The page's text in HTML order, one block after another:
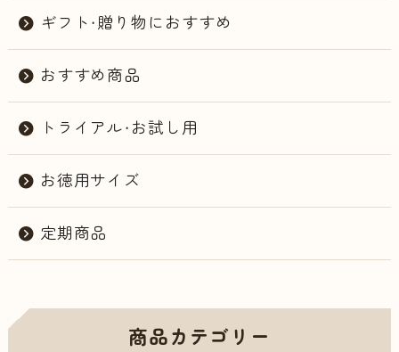
ギフト・贈り物におすすめ
おすすめ商品
トライアル・お試し用
お徳用サイズ
定期商品
商品カテゴリー